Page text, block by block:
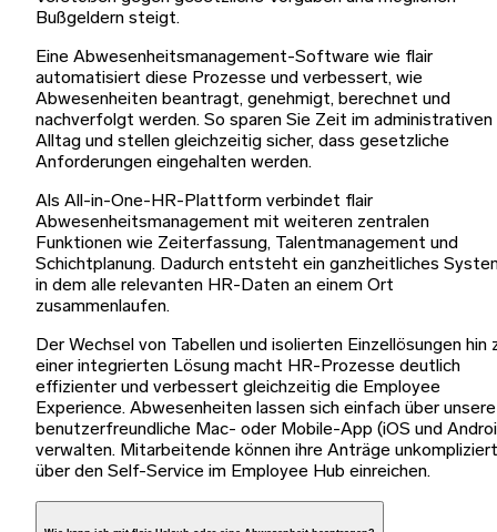
Bußgeldern steigt.
Eine Abwesenheitsmanagement-Software wie flair
automatisiert diese Prozesse und verbessert, wie
Abwesenheiten beantragt, genehmigt, berechnet und
nachverfolgt werden. So sparen Sie Zeit im administrativen
Alltag und stellen gleichzeitig sicher, dass gesetzliche
Anforderungen eingehalten werden.
Als All-in-One-HR-Plattform verbindet flair
Abwesenheitsmanagement mit weiteren zentralen
Funktionen wie Zeiterfassung, Talentmanagement und
Schichtplanung. Dadurch entsteht ein ganzheitliches
in dem alle relevanten HR-Daten an einem Ort
zusammenlaufen.
Der Wechsel von Tabellen und isolierten Einzellösungen hin
einer integrierten Lösung macht HR-Prozesse deutlich
effizienter und verbessert gleichzeitig die Employee
Experience. Abwesenheiten lassen sich einfach über unsere
benutzerfreundliche Mac- oder Mobile-App (iOS und
verwalten. Mitarbeitende können ihre Anträge unkompliziert
über den Self-Service im Employee Hub einreichen.